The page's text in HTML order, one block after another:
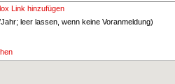
Link hinzufügen
leer lassen, wenn keine Voranmeldung)